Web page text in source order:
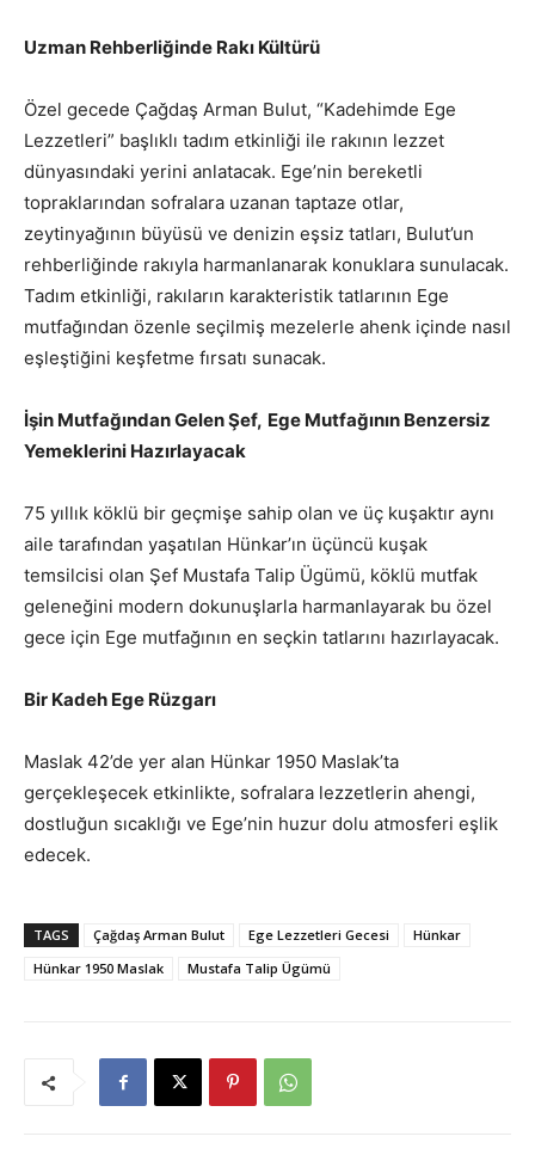
Uzman Rehberliğinde Rakı Kültürü
Özel gecede Çağdaş Arman Bulut, “Kadehimde Ege
Lezzetleri” başlıklı tadım etkinliği ile rakının lezzet
dünyasındaki yerini anlatacak. Ege’nin bereketli
topraklarından sofralara uzanan taptaze otlar,
zeytinyağının büyüsü ve denizin eşsiz tatları, Bulut’un
rehberliğinde rakıyla harmanlanarak konuklara sunulacak.
Tadım etkinliği, rakıların karakteristik tatlarının Ege
mutfağından özenle seçilmiş mezelerle ahenk içinde nasıl
eşleştiğini keşfetme fırsatı sunacak.
İşin Mutfağından Gelen Şef, Ege Mutfağının Benzersiz
Yemeklerini Hazırlayacak
75 yıllık köklü bir geçmişe sahip olan ve üç kuşaktır aynı
aile tarafından yaşatılan Hünkar’ın üçüncü kuşak
temsilcisi olan Şef Mustafa Talip Ügümü, köklü mutfak
geleneğini modern dokunuşlarla harmanlayarak bu özel
gece için Ege mutfağının en seçkin tatlarını hazırlayacak.
Bir Kadeh Ege Rüzgarı
Maslak 42’de yer alan Hünkar 1950 Maslak’ta
gerçekleşecek etkinlikte, sofralara lezzetlerin ahengi,
dostluğun sıcaklığı ve Ege’nin huzur dolu atmosferi eşlik
edecek.
TAGS Çağdaş Arman Bulut Ege Lezzetleri Gecesi
Hünkar
Hünkar 1950 Maslak
Mustafa Talip Ügümü